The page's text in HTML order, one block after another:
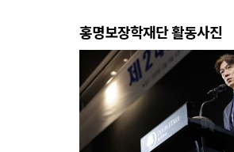
홍명보장학재단 활동사진